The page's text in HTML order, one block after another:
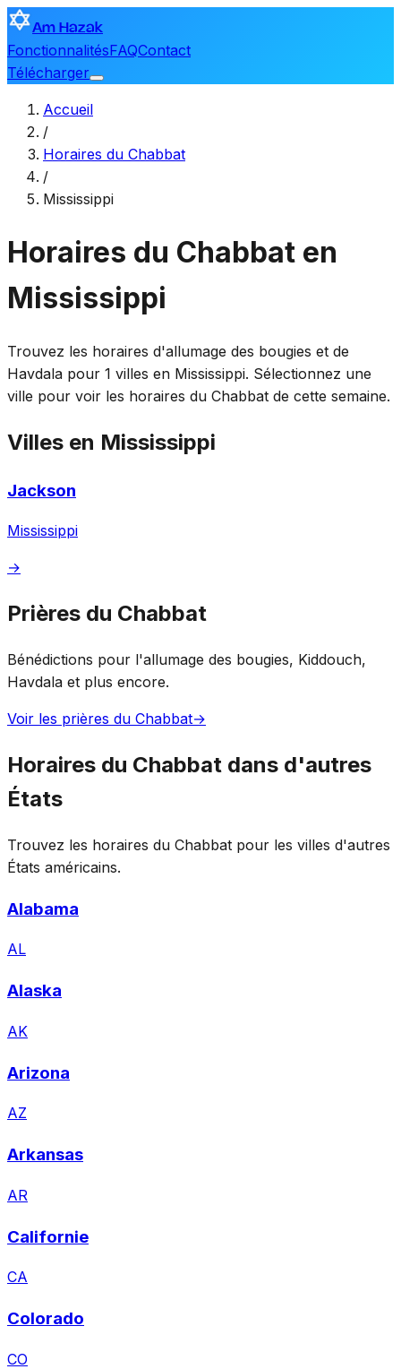
Am Hazak
FonctionnalitésFAQContact
Télécharger
Accueil
/
Horaires du Chabbat
/
Mississippi
Horaires du Chabbat en
Mississippi
Trouvez les horaires d'allumage des bougies et de
Havdala pour 1 villes en Mississippi. Sélectionnez une
ville pour voir les horaires du Chabbat de cette semaine.
Villes en Mississippi
Jackson
Mississippi
→
Prières du Chabbat
Bénédictions pour l'allumage des bougies, Kiddouch,
Havdala et plus encore.
Voir les prières du Chabbat→
Horaires du Chabbat dans d'autres
États
Trouvez les horaires du Chabbat pour les villes d'autres
États américains.
Alabama
AL
Alaska
AK
Arizona
AZ
Arkansas
AR
Californie
CA
Colorado
CO